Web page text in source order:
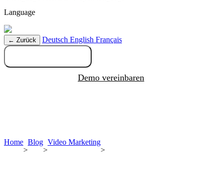
Language
← Zurück Deutsch English Français
Demo vereinbaren
Home
>
Blog
>
Video Marketing
>